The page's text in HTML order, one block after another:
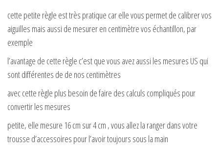
cette petite règle est très pratique car elle vous permet de calibrer vos
aiguilles mais aussi de mesurer en centimètre vos échantillon, par
exemple
l’avantage de cette règle c’est que vous avez aussi les mesures US qui
sont différentes de de nos centimètres
avec cette règle plus besoin de faire des calculs compliqués pour
convertir les mesures
petite, elle mesure 16 cm sur 4 cm , vous allez la ranger dans votre
trousse d’accessoires pour l’avoir toujours sous la main